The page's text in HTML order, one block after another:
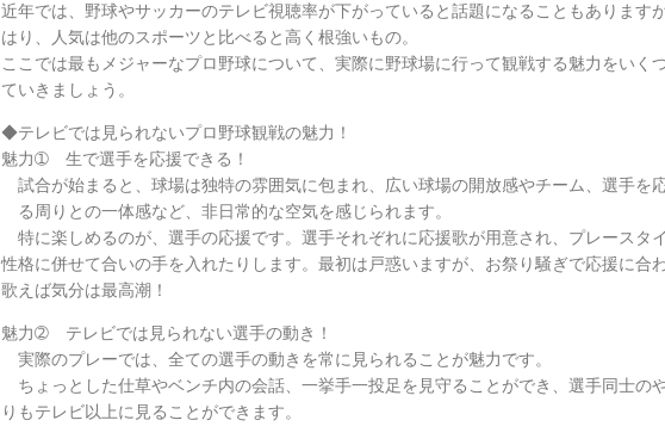
近年では、野球やサッカーのテレビ視聴率が下がっていると話題になることもあります
はり、人気は他のスポーツと比べると高く根強いもの。
ここでは最もメジャーなプロ野球について、実際に野球場に行って観戦する魅力をいく
ていきましょう。
◆テレビでは見られないプロ野球観戦の魅力！
魅力➀ 生で選手を応援できる！
試合が始まると、球場は独特の雰囲気に包まれ、広い球場の開放感やチーム、選手を
る周りとの一体感など、非日常的な空気を感じられます。
特に楽しめるのが、選手の応援です。選手それぞれに応援歌が用意され、プレースタ
性格に併せて合いの手を入れたりします。最初は戸惑いますが、お祭り騒ぎで応援に合
歌えば気分は最高潮！
魅力➁ テレビでは見られない選手の動き！
実際のプレーでは、全ての選手の動きを常に見られることが魅力です。
ちょっとした仕草やベンチ内の会話、一挙手一投足を見守ることができ、選手同士の
りもテレビ以上に見ることができます。